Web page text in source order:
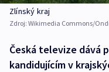
Zlínský kraj
Zdroj: Wikimedia Commons/
Česká televize dává
kandidujícím v